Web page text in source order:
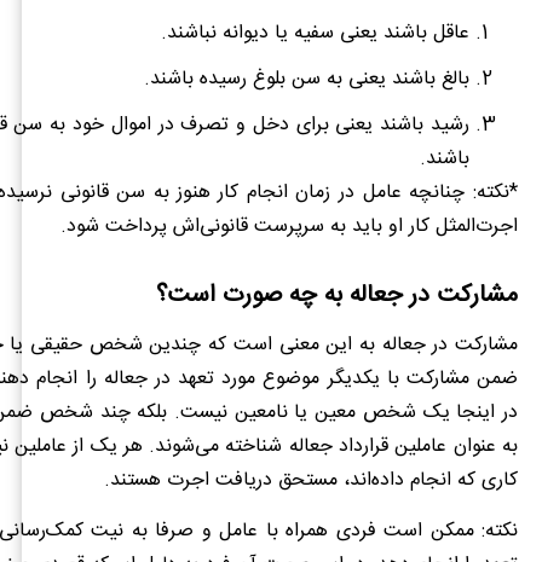
عاقل باشند یعنی سفیه یا دیوانه نباشند.
بالغ باشند یعنی به سن بلوغ رسیده باشند.
رشید باشند یعنی برای دخل و تصرف در اموال خود به سن
باشند.
*نکته: چنانچه عامل در زمان انجام کار هنوز به سن قانونی
اجرت‌المثل کار او باید به سرپرست قانونی‌اش پرداخت شود.
مشارکت در جعاله به چه صورت است؟
مشارکت در جعاله به این معنی است که چندین شخص حقیقی یا
ضمن مشارکت با یکدیگر موضوع مورد تعهد در جعاله را انجام
در اینجا یک شخص معین یا نامعین نیست. بلکه چند شخص
به عنوان عاملین قرارداد جعاله شناخته می‌شوند. هر یک از عاملین
کاری که انجام داده‌اند، مستحق دریافت اجرت هستند.
نکته: ممکن است فردی همراه با عامل و صرفا به نیت کمک‌رسانی